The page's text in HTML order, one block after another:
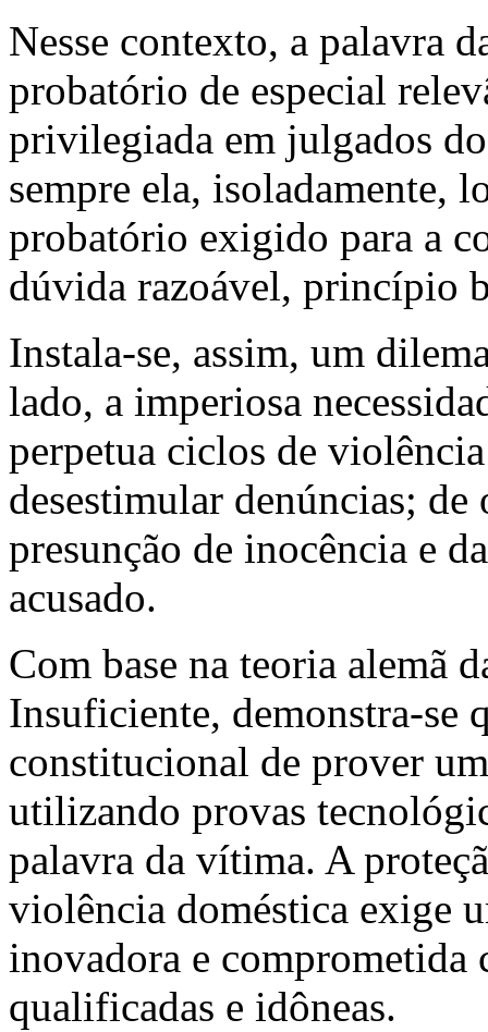
Nesse contexto, a palavra
probatório de especial
privilegiada em julgados
sempre ela, isoladamente,
probatório exigido para a
dúvida razoável, princípio
Instala-se, assim, um
lado, a imperiosa
perpetua ciclos de
desestimular denúncias;
presunção de inocência e
acusado.
Com base na teoria alemã
Insuficiente, demonstra-se
constitucional de prover
utilizando provas
palavra da vítima. A
violência doméstica exige
inovadora e comprometida
qualificadas e idôneas.